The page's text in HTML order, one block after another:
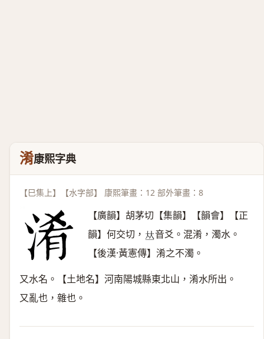
淆康熙字典
【巳集上】【水字部】 康熙筆畫：12 部外筆畫：8
【廣韻】胡茅切【集韻】【韻會】【正
韻】何交切， 𠀤音爻。混淆，濁水。
【後漢·黃憲傳】淆之不濁。
又水名。【土地名】河南陽城縣東北山，淆水所出。
又亂也，雜也。